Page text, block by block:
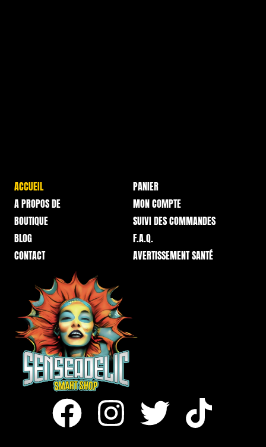
ACCUEIL
A PROPOS DE
BOUTIQUE
BLOG
CONTACT
PANIER
MON COMPTE
SUIVI DES COMMANDES
F.A.Q.
AVERTISSEMENT SANTÉ